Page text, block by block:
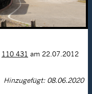
110 431 am 22.07.2012
Hinzugefügt: 08.06.2020